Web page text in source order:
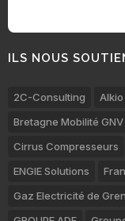
ILS NOUS
2C-Consulting Alkio
Bretagne Mobilité GNV
Cirrus Compresseurs
ENGIE Solutions
Gaz Electricité de